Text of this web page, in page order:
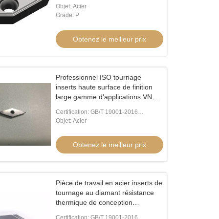
Objet: Acier
Grade: P
Obtenez le meilleur prix
Professionnel ISO tournage
inserts haute surface de finition
large gamme d'applications VNGG
Certification: GB/T 19001-2016
/ISO9001:2015
Objet: Acier
Obtenez le meilleur prix
Pièce de travail en acier inserts de
tournage au diamant résistance
thermique de conception
Certification: GB/T 19001-2016